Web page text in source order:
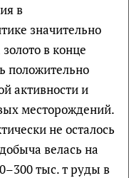
в
значительно
в конце
положительно
активности и
месторождений.
не осталось
велась на
тыс. т руды в